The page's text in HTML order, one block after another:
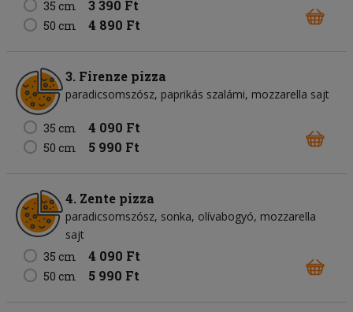
35 cm 3 390 Ft
50 cm 4 890 Ft
3. Firenze pizza
paradicsomszósz paprikás szalámi mozzarella sajt
35 cm 4 090 Ft
50 cm 5 990 Ft
4. Zente pizza
paradicsomszósz sonka olívabogyó mozzarella
sajt
35 cm
4 090 Ft
50 cm 5 990 Ft